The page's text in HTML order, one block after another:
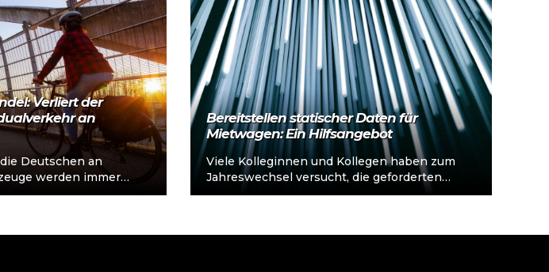
Verliert der
an
Deutschen an
werden immer
2013 und 2023
Bereitstellen statischer Daten für
Mietwagen: Ein Hilfsangebot
Viele Kolleginnen und Kollegen haben zum
Jahreswechsel versucht, die geforderten
Daten hochzuladen. Oftmals sind sie an der